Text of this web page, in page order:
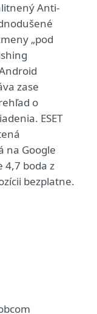
Anti-
„pod
zase
o
ESET
na Google
4,7 boda z
bezplatne.